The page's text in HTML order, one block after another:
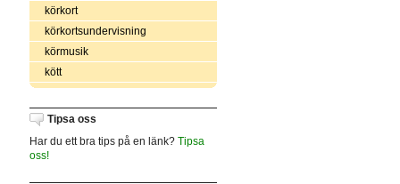
körkort
körkortsundervisning
körmusik
kött
Tipsa oss
Har du ett bra tips på en länk? Tipsa
oss!